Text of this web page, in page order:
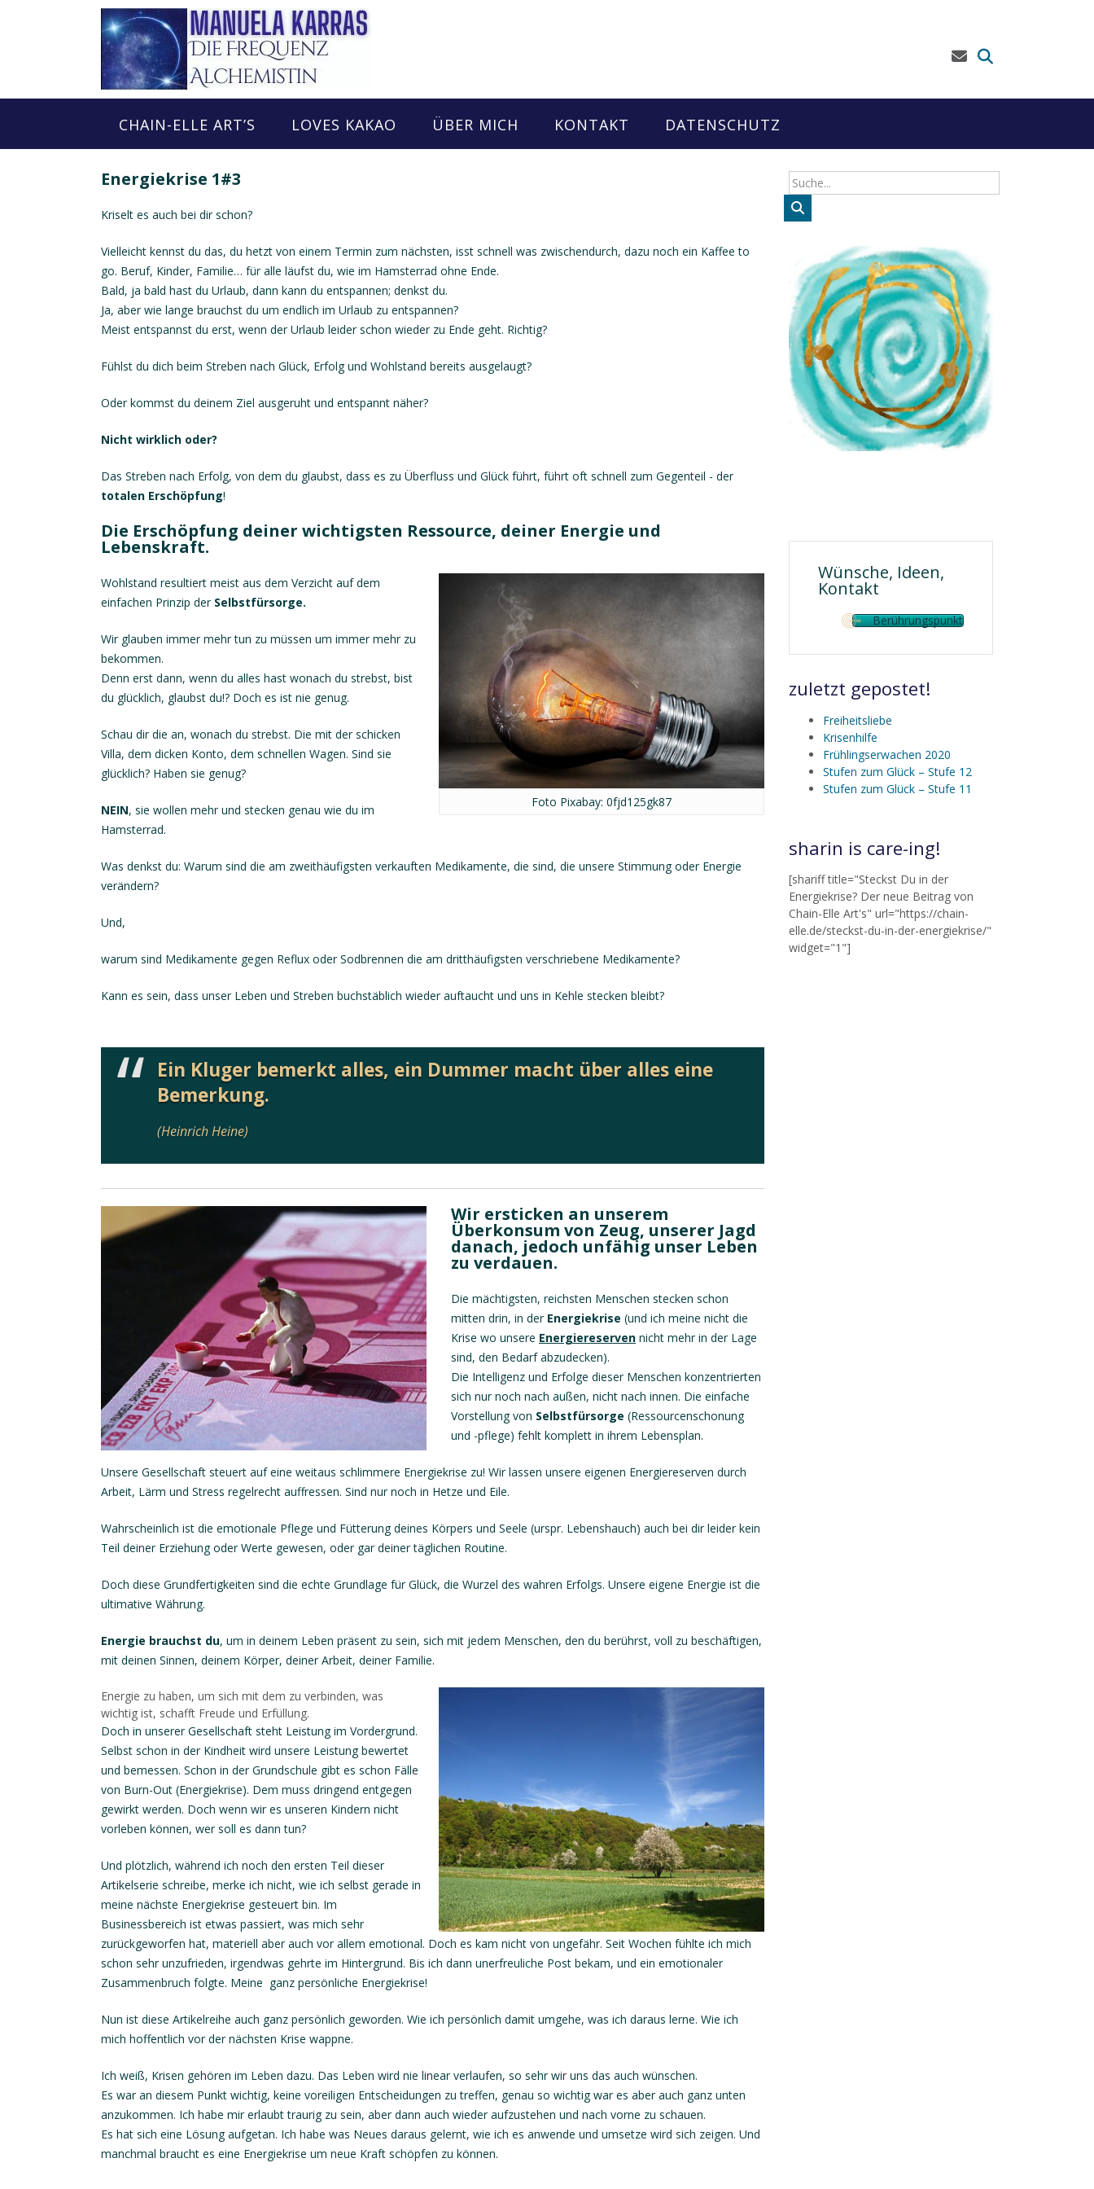
CHAIN-ELLE ART’S LOVES KAKAO ÜBER MICH KONTAKT DATENSCHUTZ
Energiekrise 1#3
Kriselt es auch bei dir schon?
Vielleicht kennst du das, du hetzt von einem Termin zum nächsten, isst schnell was zwischendurch, dazu noch ein Kaffee to
go. Beruf, Kinder, Familie… für alle läufst du, wie im Hamsterrad ohne Ende.
Bald, ja bald hast du Urlaub, dann kann du entspannen; denkst du.
Ja, aber wie lange brauchst du um endlich im Urlaub zu entspannen?
Meist entspannst du erst, wenn der Urlaub leider schon wieder zu Ende geht. Richtig?
Fühlst du dich beim Streben nach Glück, Erfolg und Wohlstand bereits ausgelaugt?
Oder kommst du deinem Ziel ausgeruht und entspannt näher?
Nicht wirklich oder?
Das Streben nach Erfolg, von dem du glaubst, dass es zu Überfluss und Glück führt, führt oft schnell zum Gegenteil - der
totalen Erschöpfung!
Die Erschöpfung deiner wichtigsten Ressource, deiner Energie und
Lebenskraft.
Foto Pixabay: 0fjd125gk87
Wohlstand resultiert meist aus dem Verzicht auf dem
einfachen Prinzip der Selbstfürsorge.
Wir glauben immer mehr tun zu müssen um immer mehr zu
bekommen.
Denn erst dann, wenn du alles hast wonach du strebst, bist
du glücklich, glaubst du!? Doch es ist nie genug.
Schau dir die an, wonach du strebst. Die mit der schicken
Villa, dem dicken Konto, dem schnellen Wagen. Sind sie
glücklich? Haben sie genug?
NEIN, sie wollen mehr und stecken genau wie du im
Hamsterrad.
Was denkst du: Warum sind die am zweithäufigsten verkauften Medikamente, die sind, die unsere Stimmung oder Energie
verändern?
Und,
warum sind Medikamente gegen Reflux oder Sodbrennen die am dritthäufigsten verschriebene Medikamente?
Kann es sein, dass unser Leben und Streben buchstäblich wieder auftaucht und uns in Kehle stecken bleibt?
Ein Kluger bemerkt alles, ein Dummer macht über alles eine
Bemerkung.
(Heinrich Heine)
Wir ersticken an unserem
Überkonsum von Zeug, unserer Jagd
danach, jedoch unfähig unser Leben
zu verdauen.
Die mächtigsten, reichsten Menschen stecken schon
mitten drin, in der Energiekrise (und ich meine nicht die
Krise wo unsere Energiereserven nicht mehr in der Lage
sind, den Bedarf abzudecken).
Die Intelligenz und Erfolge dieser Menschen konzentrierten
sich nur noch nach außen, nicht nach innen. Die einfache
Vorstellung von Selbstfürsorge (Ressourcenschonung
und -pflege) fehlt komplett in ihrem Lebensplan.
Unsere Gesellschaft steuert auf eine weitaus schlimmere Energiekrise zu! Wir lassen unsere eigenen Energiereserven durch
Arbeit, Lärm und Stress regelrecht auffressen. Sind nur noch in Hetze und Eile.
Wahrscheinlich ist die emotionale Pflege und Fütterung deines Körpers und Seele (urspr. Lebenshauch) auch bei dir leider kein
Teil deiner Erziehung oder Werte gewesen, oder gar deiner täglichen Routine.
Doch diese Grundfertigkeiten sind die echte Grundlage für Glück, die Wurzel des wahren Erfolgs. Unsere eigene Energie ist die
ultimative Währung.
Energie brauchst du, um in deinem Leben präsent zu sein, sich mit jedem Menschen, den du berührst, voll zu beschäftigen,
mit deinen Sinnen, deinem Körper, deiner Arbeit, deiner Familie.
Energie zu haben, um sich mit dem zu verbinden, was
wichtig ist, schafft Freude und Erfüllung.
Doch in unserer Gesellschaft steht Leistung im Vordergrund.
Selbst schon in der Kindheit wird unsere Leistung bewertet
und bemessen. Schon in der Grundschule gibt es schon Fälle
von Burn-Out (Energiekrise). Dem muss dringend entgegen
gewirkt werden. Doch wenn wir es unseren Kindern nicht
vorleben können, wer soll es dann tun?
Und plötzlich, während ich noch den ersten Teil dieser
Artikelserie schreibe, merke ich nicht, wie ich selbst gerade in
meine nächste Energiekrise gesteuert bin. Im
Businessbereich ist etwas passiert, was mich sehr
zurückgeworfen hat, materiell aber auch vor allem emotional. Doch es kam nicht von ungefähr. Seit Wochen fühlte ich mich
schon sehr unzufrieden, irgendwas gehrte im Hintergrund. Bis ich dann unerfreuliche Post bekam, und ein emotionaler
Zusammenbruch folgte. Meine ganz persönliche Energiekrise!
Nun ist diese Artikelreihe auch ganz persönlich geworden. Wie ich persönlich damit umgehe, was ich daraus lerne. Wie ich
mich hoffentlich vor der nächsten Krise wappne.
Ich weiß, Krisen gehören im Leben dazu. Das Leben wird nie linear verlaufen, so sehr wir uns das auch wünschen.
Es war an diesem Punkt wichtig, keine voreiligen Entscheidungen zu treffen, genau so wichtig war es aber auch ganz unten
anzukommen. Ich habe mir erlaubt traurig zu sein, aber dann auch wieder aufzustehen und nach vorne zu schauen.
Es hat sich eine Lösung aufgetan. Ich habe was Neues daraus gelernt, wie ich es anwende und umsetze wird sich zeigen. Und
manchmal braucht es eine Energiekrise um neue Kraft schöpfen zu können.
Wünsche, Ideen,
Kontakt
Berührungspunkt
zuletzt gepostet!
Freiheitsliebe
Krisenhilfe
Frühlingserwachen 2020
Stufen zum Glück – Stufe 12
Stufen zum Glück – Stufe 11
sharin is care-ing!
[shariff title="Steckst Du in der
Energiekrise? Der neue Beitrag von
Chain-Elle Art's" url="https://chain-
elle.de/steckst-du-in-der-energiekrise/"
widget="1"]